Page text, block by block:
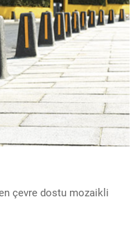
çevre dostu mozaikli